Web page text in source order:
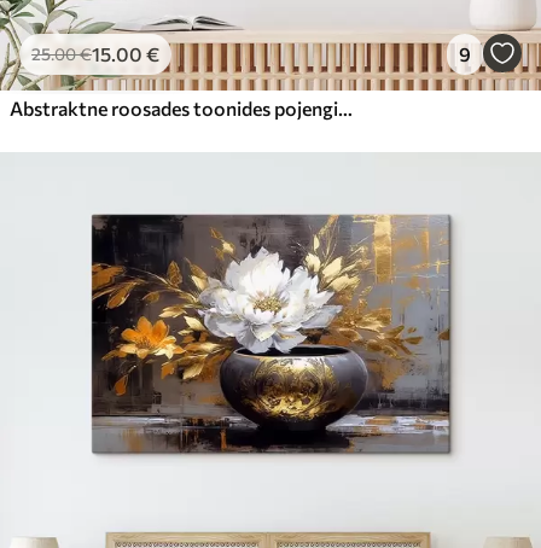
25.00€15.00 € 9
Abstraktne roosades toonides pojengide kimp